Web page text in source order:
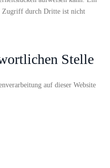
Zugriff durch Dritte ist nicht
Stelle
auf dieser Website